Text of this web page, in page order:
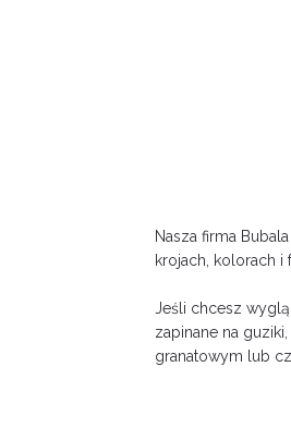
Nasza firma
krojach, kolorach i
Jeśli chcesz
zapinane na
granatowym lub